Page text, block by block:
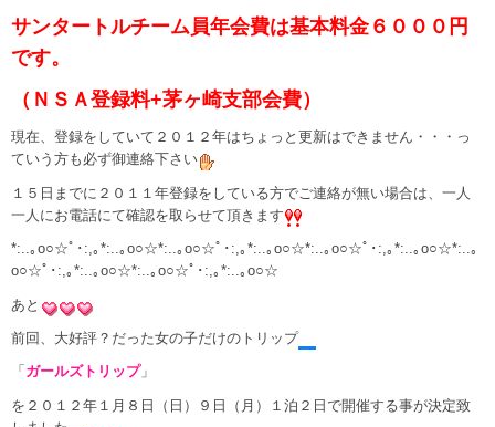
サンタートルチーム員年会費は基本料金６０００円
です。
（ＮＳＡ登録料+茅ヶ崎支部会費）
現在、登録をしていて２０１２年はちょっと更新はできません・・・っ
ていう方も必ず御連絡下さい
１５日までに２０１１年登録をしている方でご連絡が無い場合は、一人
一人にお電話にて確認を取らせて頂きます
*:..｡o○☆ﾟ･:,｡*:..｡o○☆*:..｡o○☆ﾟ･:,｡*:..｡o○☆*:..｡o○☆ﾟ･:,｡*:..｡o○☆*:..｡
o○☆ﾟ･:,｡*:..｡o○☆*:..｡o○☆ﾟ･:,｡*:..｡o○☆
あと
前回、大好評？だった女の子だけのトリップ
「 ガールズトリップ」
を２０１２年１月８日（日）９日（月）１泊２日で開催する事が決定致